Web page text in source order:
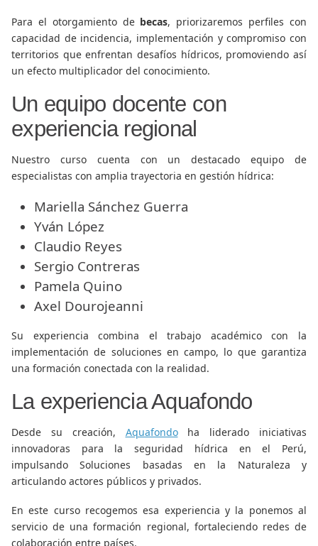
Para el otorgamiento de becas, priorizaremos perfiles con
capacidad de incidencia, implementación y compromiso con
territorios que enfrentan desafíos hídricos, promoviendo así
un efecto multiplicador del conocimiento.
Un equipo docente con
experiencia regional
Nuestro curso cuenta con un destacado equipo de
especialistas con amplia trayectoria en gestión hídrica:
Mariella Sánchez Guerra
Yván López
Claudio Reyes
Sergio Contreras
Pamela Quino
Axel Dourojeanni
Su experiencia combina el trabajo académico con la
implementación de soluciones en campo, lo que garantiza
una formación conectada con la realidad.
La experiencia Aquafondo
Desde su creación, Aquafondoha liderado iniciativas
innovadoras para la seguridad hídrica en el Perú,
impulsando Soluciones basadas en la Naturaleza y
articulando actores públicos y privados.
En este curso recogemos esa experiencia y la ponemos al
servicio de una formación regional, fortaleciendo redes de
colaboración entre países.